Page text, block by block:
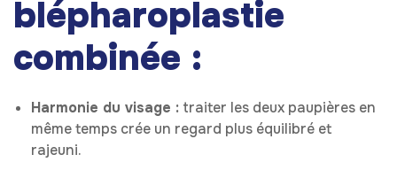
blépharoplastie
combinée :
Harmonie du visage : traiter les deux paupières en
même temps crée un regard plus équilibré et
rajeuni.